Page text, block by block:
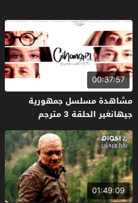
00:37:57
مشاهدة مسلسل جمهورية
جيهانغير الحلقة 3 مترجم
01:49:09